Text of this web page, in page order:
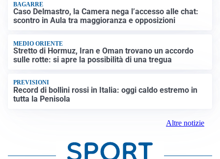
BAGARRE
Caso Delmastro, la Camera nega l’accesso alle chat:
scontro in Aula tra maggioranza e opposizioni
MEDIO ORIENTE
Stretto di Hormuz, Iran e Oman trovano un accordo
sulle rotte: si apre la possibilità di una tregua
PREVISIONI
Record di bollini rossi in Italia: oggi caldo estremo in
tutta la Penisola
Altre notizie